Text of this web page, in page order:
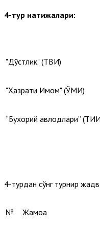
4-тур натижалари:
"Дўстлик" (ТВИ)
"Ҳазрати Имом" (ЎМИ)
“Бухорий авлодлари”
4-турдан сўнг турнир
№ Жамоа